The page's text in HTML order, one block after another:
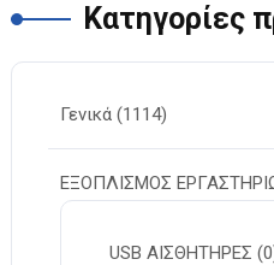
Κατηγορίες
Γενικά (1114)
ΕΞΟΠΛΙΣΜΟΣ
USB ΑΙΣΘΗΤΗΡΕΣ